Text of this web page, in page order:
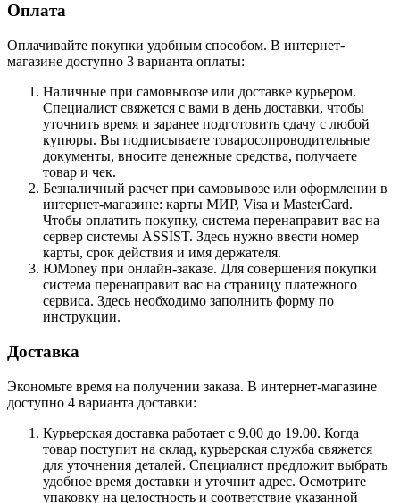
Оплата
Оплачивайте покупки удобным способом. В интернет-
магазине доступно 3 варианта оплаты:
Наличные при самовывозе или доставке курьером.
Специалист свяжется с вами в день доставки, чтобы
уточнить время и заранее подготовить сдачу с любой
купюры. Вы подписываете товаросопроводительные
документы, вносите денежные средства, получаете
товар и чек.
Безналичный расчет при самовывозе или оформлении в
интернет-магазине: карты МИР, Visa и MasterCard.
Чтобы оплатить покупку, система перенаправит вас на
сервер системы ASSIST. Здесь нужно ввести номер
карты, срок действия и имя держателя.
ЮMoney при онлайн-заказе. Для совершения покупки
система перенаправит вас на страницу платежного
сервиса. Здесь необходимо заполнить форму по
инструкции.
Доставка
Экономьте время на получении заказа. В интернет-магазине
доступно 4 варианта доставки:
Курьерская доставка работает с 9.00 до 19.00. Когда
товар поступит на склад, курьерская служба свяжется
для уточнения деталей. Специалист предложит выбрать
удобное время доставки и уточнит адрес. Осмотрите
упаковку на целостность и соответствие указанной